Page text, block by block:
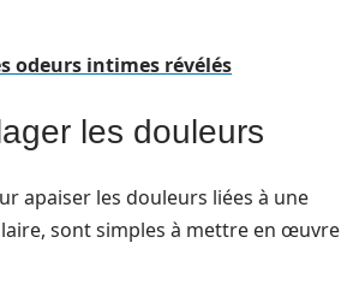
odeurs intimes révélés
les douleurs
apaiser les douleurs liées à une
sont simples à mettre en œuvre